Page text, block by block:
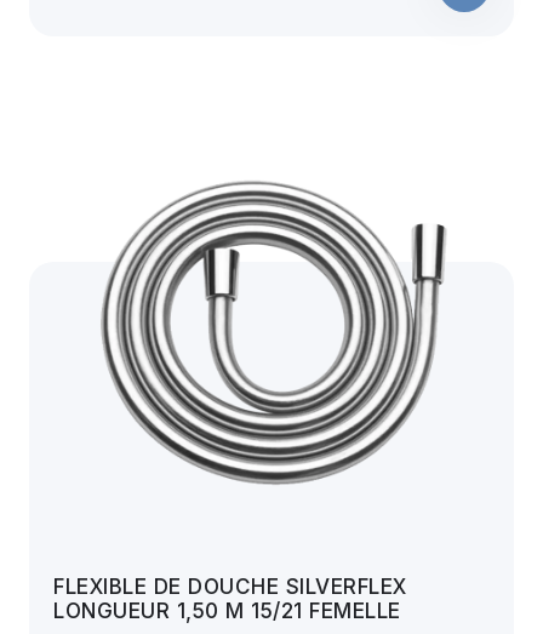
FLEXIBLE DE DOUCHE SILVERFLEX
LONGUEUR 1,50 M 15/21 FEMELLE